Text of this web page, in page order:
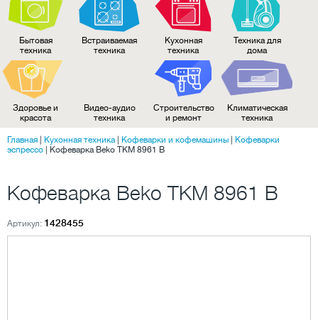
Бытовая
техника
Встраиваемая
техника
Кухонная
техника
Техника для
дома
Здоровье и
красота
Видео-аудио
техника
Строительство
и ремонт
Климатическая
техника
Главная Кухонная техника| Кофеварки и кофемашины
Кофеварки
эспрессо
Кофеварка Beko TKM 8961 B
Кофеварка Beko TKM 8961 B
Артикул: 1428455